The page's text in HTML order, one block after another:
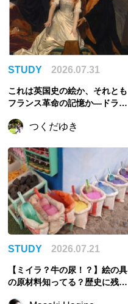
STUDY 2026.07.31
これは英国史の絵か、それとも
フランス革命の記憶か—ドラロ
レイの処刑》を読む
つくだゆき
STUDY 2026.07.21
【ミイラ？牛の尿！？】絵の具
の原材料知ってる？歴史に残る